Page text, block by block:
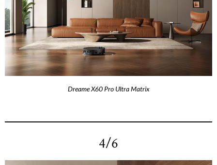
Dreame X60 Pro Ultra Matrix
4/6